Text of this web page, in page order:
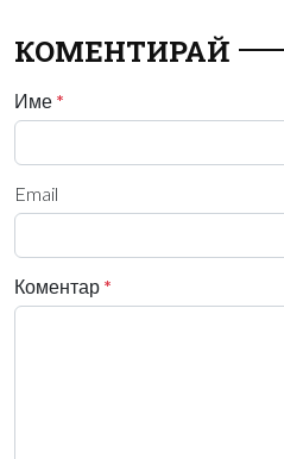
КОМЕНТИРАЙ
Име *
Email
Коментар *